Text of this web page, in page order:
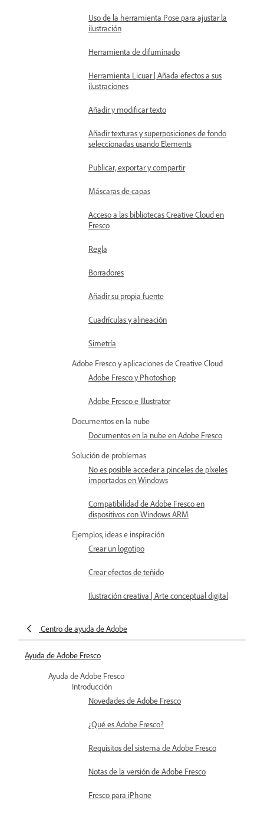
Uso de la herramienta Pose para ajustar la
ilustración
Herramienta de difuminado
Herramienta Licuar | Añada efectos a sus
ilustraciones
Añadir y modificar texto
Añadir texturas y superposiciones de fondo
seleccionadas usando Elements
Publicar, exportar y compartir
Máscaras de capas
Acceso a las bibliotecas Creative Cloud en
Fresco
Regla
Borradores
Añadir su propia fuente
Cuadrículas y alineación
Simetría
Adobe Fresco y aplicaciones de Creative Cloud
Adobe Fresco y Photoshop
Adobe Fresco e Illustrator
Documentos en la nube
Documentos en la nube en Adobe Fresco
Solución de problemas
No es posible acceder a pinceles de píxeles
importados en Windows
Compatibilidad de Adobe Fresco en
dispositivos con Windows ARM
Ejemplos, ideas e inspiración
Crear un logotipo
Crear efectos de teñido
Ilustración creativa | Arte conceptual digital
Centro de ayuda de Adobe
Ayuda de Adobe Fresco
Ayuda de Adobe Fresco
Introducción
Novedades de Adobe Fresco
¿Qué es Adobe Fresco?
Requisitos del sistema de Adobe Fresco
Notas de la versión de Adobe Fresco
Fresco para iPhone